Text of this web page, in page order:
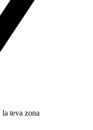
teva zona